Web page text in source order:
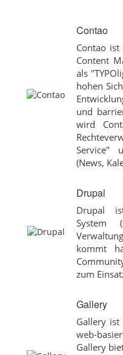
Contao
Contao
Content
als
hohen
und
wird
Service"
(News,
Drupal
Drupal
System
kommt
zum
Gallery
Gallery ist
web-
Gallery